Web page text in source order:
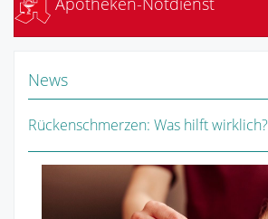
News
Rückenschmerzen: Was hilft wirklich?